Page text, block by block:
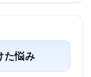
た悩み